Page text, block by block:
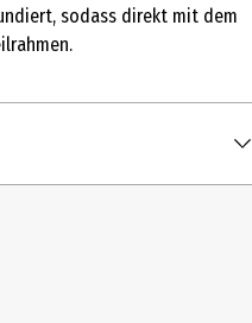
sodass direkt mit dem